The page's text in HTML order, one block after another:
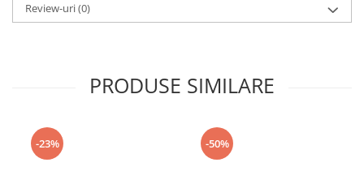
Review-uri(0)
PRODUSE SIMILARE
-23% -50%